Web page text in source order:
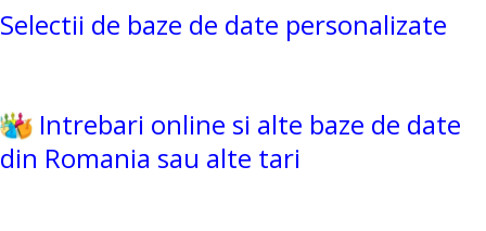
Selectii de baze de date personalizate
Intrebari online si alte baze de date
din Romania sau alte tari